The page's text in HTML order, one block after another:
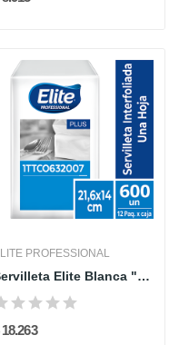
PROFESSIONAL
Servilleta Elite Blanca "Una a Una" x 600 unidades